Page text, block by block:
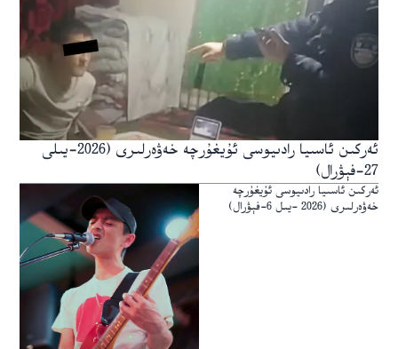
ئەركىن ئاسىيا رادىيوسى ئۇيغۇرچە خەۋەرلىرى (2026-يىلى
27-فېۋرال)
ئەركىن ئاسىيا رادىيوسى ئۇيغۇرچە
خەۋەرلىرى (2026 -يىل 6-فېۋرال)